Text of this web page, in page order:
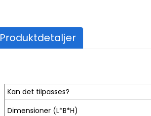
Produktdetaljer
Kan det tilpasses?
Dimensioner (L*B*H)